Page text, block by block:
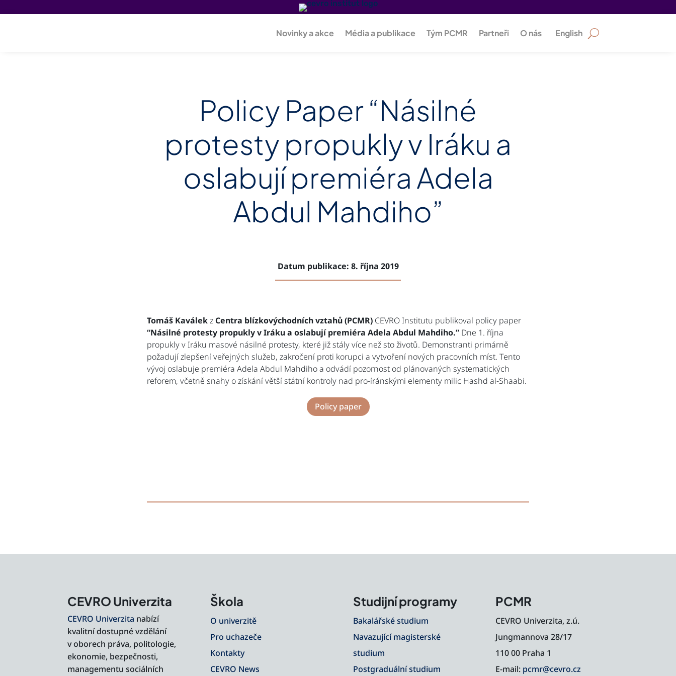
Novinky a akce Média a publikace Tým PCMR Partneři O nás English
Policy Paper “Násilné
protesty propukly v Iráku a
oslabují premiéra Adela
Abdul Mahdiho”
Datum publikace: 8. října 2019
Tomáš Kaválekz Centra blízkovýchodních vztahů (PCMR) CEVRO Institutu publikoval policy paper
“Násilné protesty propukly v Iráku a oslabují premiéra Adela Abdul Mahdiho.” Dne 1. října
propukly v Iráku masové násilné protesty, které již stály více než sto životů. Demonstranti primárně
požadují zlepšení veřejných služeb, zakročení proti korupci a vytvoření nových pracovních míst. Tento
vývoj oslabuje premiéra Adela Abdul Mahdiho a odvádí pozornost od plánovaných systematických
reforem, včetně snahy o získání větší státní kontroly nad pro-íránskými elementy milic Hashd al-Shaabi.
Policy paper
CEVRO Univerzita
CEVRO Univerzita nabízí
kvalitní dostupné vzdělání
v oborech práva, politologie,
ekonomie, bezpečnosti,
managementu sociálních
Škola
O univerzitě
Pro uchazeče
Kontakty
CEVRO News
Studijní programy
Bakalářské studium
Navazující magisterské
studium
Postgraduální studium
PCMR
CEVRO Univerzita, z.ú.
Jungmannova 28/17
110 00 Praha 1
E-mail: pcmr@cevro.cz